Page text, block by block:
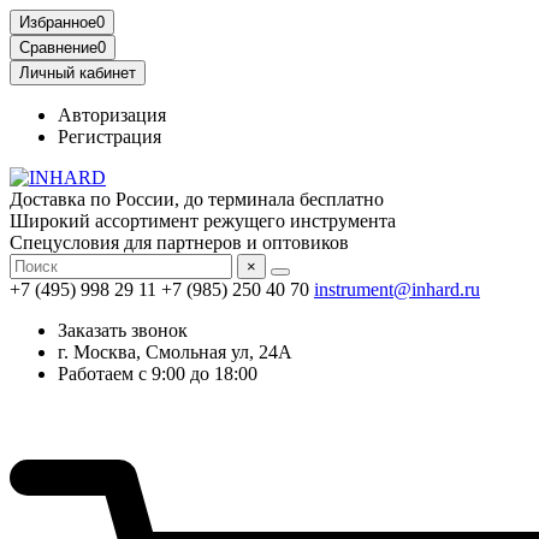
Избранное0
Сравнение0
Личный кабинет
Авторизация
Регистрация
Доставка по России, до терминала бесплатно
Широкий ассортимент режущего инструмента
Спецусловия для партнеров и оптовиков
×
+7 (495) 998 29 11 +7 (985) 250 40 70 instrument@inhard.ru
Заказать звонок
г. Москва, Смольная ул, 24А
Работаем с 9:00 до 18:00